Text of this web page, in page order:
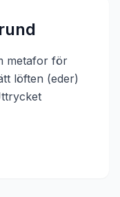
metafor för
löften (eder)